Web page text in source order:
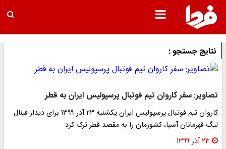
نتایج جستجو :
تصاویر: سفر کاروان تیم فوتبال پرسپولیس ایران به قطر
کاروان تیم فوتبال پرسپولیس ایران یکشنبه ۲۳ آذر ۱۳۹۹ برای دیدار فینال
لیگ قهرمانان آسیا، کشورمان را به مقصد قطر ترک کرد.
۲۳ آذر ۱۳۹۹